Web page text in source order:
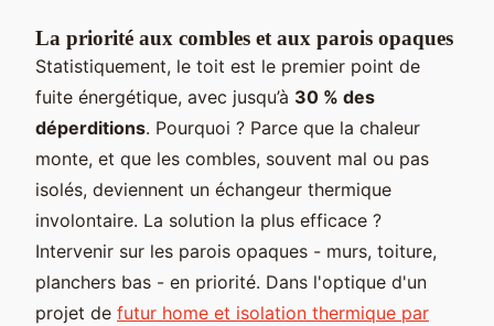
La priorité aux combles et aux parois opaques
Statistiquement, le toit est le premier point de
fuite énergétique, avec jusqu’à 30 % des
déperditions. Pourquoi ? Parce que la chaleur
monte, et que les combles, souvent mal ou pas
isolés, deviennent un échangeur thermique
involontaire. La solution la plus efficace ?
Intervenir sur les parois opaques - murs, toiture,
planchers bas - en priorité. Dans l'optique d'un
projet de futur home et isolation thermique par